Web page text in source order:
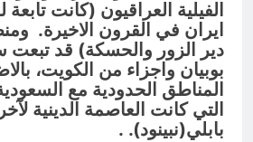
الفيلية العراقيون (كانت
ايران في القرون الاخيرة.
دير الزور والحسكة) قد تبعت
بوبيان واجزاء من الكويت،
المناطق الحدودية مع
التي كانت العاصمة الدينية
بابلي(نبينود). .